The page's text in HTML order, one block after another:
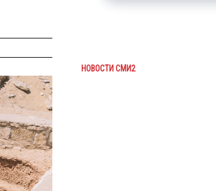
НОВОСТИ СМИ2